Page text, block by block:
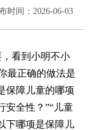
时间：2026-06-03
看到小明不小
最正确的做法是
保障儿童的哪项
安全性？”“儿童
下哪项是保障儿